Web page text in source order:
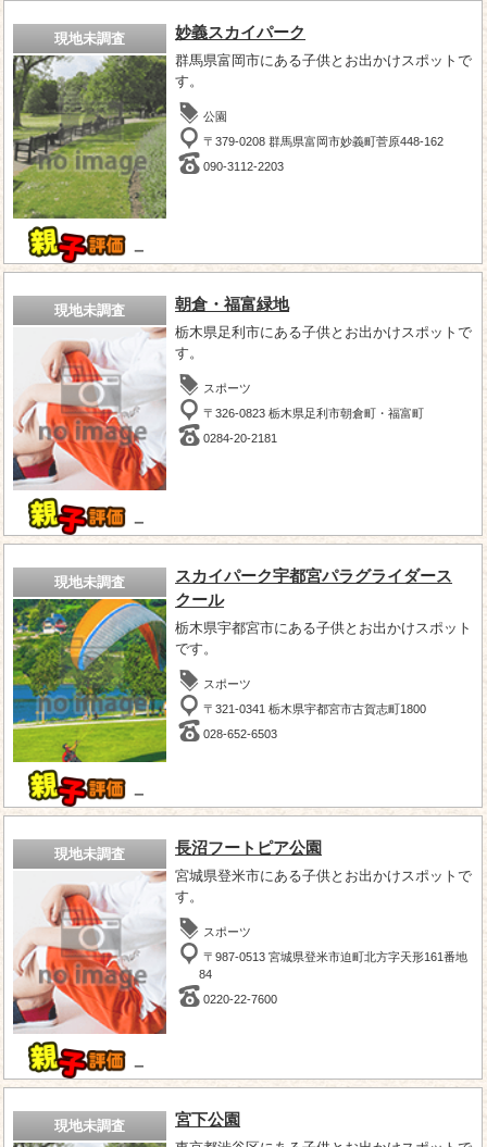
現地未調査
－
妙義スカイパーク
群馬県富岡市にある子供とお出かけスポットで
す。
公園
〒379-0208 群馬県富岡市妙義町菅原448-162
090-3112-2203
現地未調査
－
朝倉・福富緑地
栃木県足利市にある子供とお出かけスポットで
す。
スポーツ
〒326-0823 栃木県足利市朝倉町・福富町
0284-20-2181
現地未調査
－
スカイパーク宇都宮パラグライダース
クール
栃木県宇都宮市にある子供とお出かけスポット
です。
スポーツ
〒321-0341 栃木県宇都宮市古賀志町1800
028-652-6503
現地未調査
－
長沼フートピア公園
宮城県登米市にある子供とお出かけスポットで
す。
スポーツ
〒987-0513 宮城県登米市迫町北方字天形161番地
84
0220-22-7600
現地未調査 宮下公園